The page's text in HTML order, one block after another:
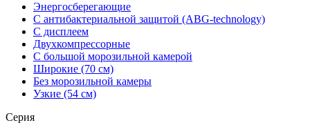
Энергосберегающие
С антибактериальной защитой (ABG-technology)
С дисплеем
Двухкомпрессорные
С большой морозильной камерой
Широкие (70 см)
Без морозильной камеры
Узкие (54 см)
Серия